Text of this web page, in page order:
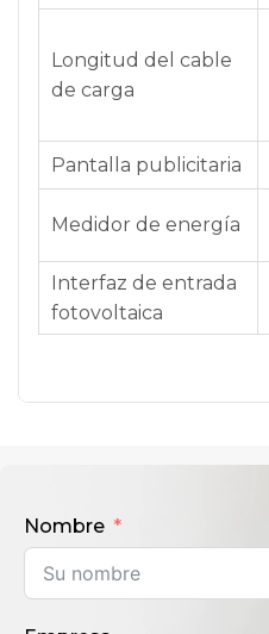
Longitud del cable
de carga
Pantalla publicitaria
Medidor de energía
Interfaz de entrada
fotovoltaica
Nombre